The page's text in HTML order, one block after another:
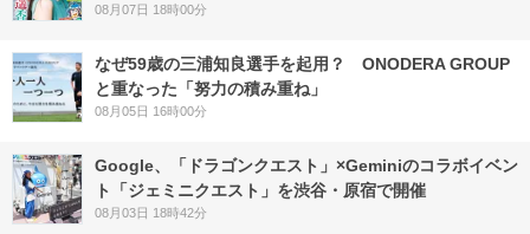
08月07日 18時00分
なぜ59歳の三浦知良選手を起用？ ONODERA GROUP
と重なった「努力の積み重ね」
08月05日 16時00分
Google、「ドラゴンクエスト」×Geminiのコラボイベン
ト「ジェミニクエスト」を渋谷・原宿で開催
08月03日 18時42分